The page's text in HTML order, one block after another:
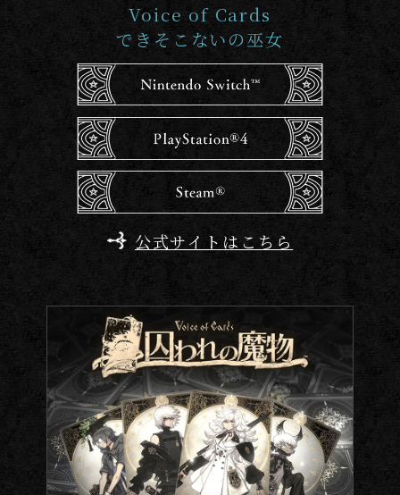
Voice of Cards
できそこないの巫女
公式サイトはこちら